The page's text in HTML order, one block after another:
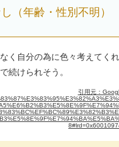
（年齢・性別不明）
く自分の為に色々考えてく
続けられそう。
引用元：